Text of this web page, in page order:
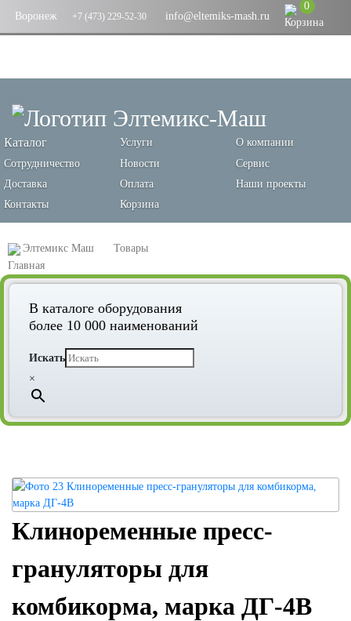
Воронеж +7 (473) 229-52-30 info@eltemiks-mash.ru
0
Каталог Услуги
О компании
Сотрудничество
Новости
Сервис
Доставка
Оплата
Наши проекты
Контакты
Корзина
Элтемикс Маш Товары
Оборудование для переработки зерновых и производства кормов
Грануляторы
Клиноременные пресс-грануляторы для комбикорма, марка ДГ-4В
В каталоге оборудования
более 10 000 наименований
Искать
×
Клиноременные пресс-
грануляторы для
комбикорма, марка ДГ-4В